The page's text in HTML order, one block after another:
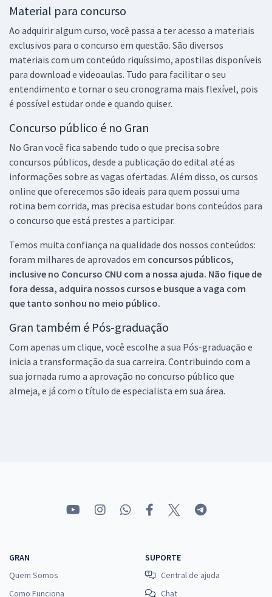
Material para concurso
Ao adquirir algum curso, você passa a ter acesso a materiais
exclusivos para o concurso em questão. São diversos
materiais com um conteúdo riquíssimo, apostilas disponíveis
para download e videoaulas. Tudo para facilitar o seu
entendimento e tornar o seu cronograma mais flexível, pois
é possível estudar onde e quando quiser.
Concurso público é no Gran
No Gran você fica sabendo tudo o que precisa sobre
concursos públicos, desde a publicação do edital até as
informações sobre as vagas ofertadas. Além disso, os cursos
online que oferecemos são ideais para quem possui uma
rotina bem corrida, mas precisa estudar bons conteúdos para
o concurso que está prestes a participar.
Temos muita confiança na qualidade dos nossos conteúdos:
foram milhares de aprovados em concursos públicos,
inclusive no Concurso CNU com a nossa ajuda. Não fique de
fora dessa, adquira nossos cursos e busque a vaga com
que tanto sonhou no meio público.
Gran também é Pós-graduação
Com apenas um clique, você escolhe a sua Pós-graduação e
inicia a transformação da sua carreira. Contribuindo com a
sua jornada rumo a aprovação no concurso público que
almeja, e já com o título de especialista em sua área.
GRAN
Quem Somos
Como Funciona
SUPORTE
Central de ajuda
Chat